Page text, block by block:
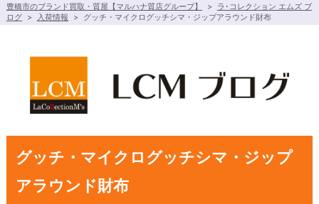
豊橋市のブランド買取・質屋【マルハナ質店グループ】 >
ラ･コレクション エムズ ブ
ログ > 入荷情報 > グッチ・マイクログッチシマ・ジップアラウンド財布
グッチ・マイクログッチシマ・ジップ
アラウンド財布